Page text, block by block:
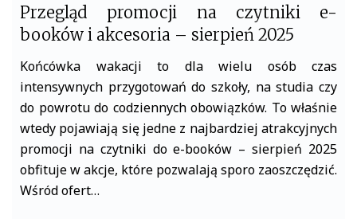
Przegląd promocji na czytniki e-
booków i akcesoria – sierpień 2025
Końcówka wakacji to dla wielu osób czas
intensywnych przygotowań do szkoły, na studia czy
do powrotu do codziennych obowiązków. To właśnie
wtedy pojawiają się jedne z najbardziej atrakcyjnych
promocji na czytniki do e-booków – sierpień 2025
obfituje w akcje, które pozwalają sporo zaoszczędzić.
Wśród ofert…